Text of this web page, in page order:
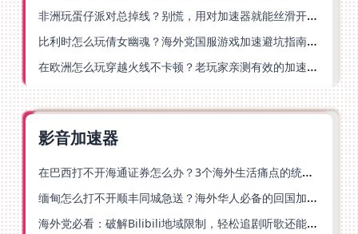
非洲玩蛋仔派对总掉线？别慌，用对加速器就能丝滑开跑！
比利时怎么玩倩女幽魂？海外党国服游戏加速避坑指南（附实测推荐）
在欧洲怎么玩穿越火线不卡顿？老玩家亲测有效的加速器选择指南
影音加速器
在巴西打不开海通证券怎么办？3个海外生活痛点的统一解决方案
缅甸怎么打不开顺丰同城急送？海外华人必备的回国加速指南（附B站会员游戏解决方案）
海外党必看：破解Bilibili地域限制，轻松追剧听歌还能流畅理财的实用指南